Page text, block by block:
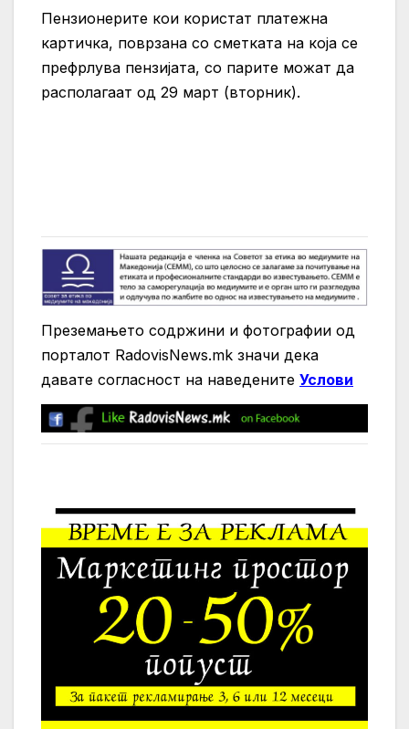
Пензионерите кои користат платежна
картичка, поврзана со сметката на која се
префрлува пензијата, со парите можат да
располагаат од 29 март (вторник).
Преземањето содржини и фотографии од
порталот RadovisNews.mk значи дека
давате согласност на нaведените Услови